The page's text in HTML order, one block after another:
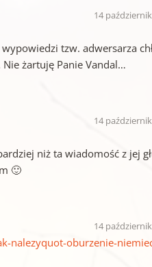
14
tzw. adwersarza
Nie żartuję Panie Vandal…
14
niż ta wiadomość z jej
🙂
14
nalezyquot-oburzenie-